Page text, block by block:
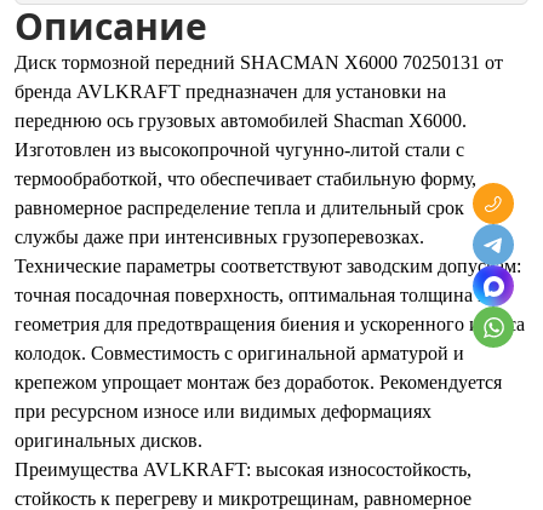
Описание
Диск тормозной передний SHACMAN X6000 70250131 от
бренда AVLKRAFT предназначен для установки на
переднюю ось грузовых автомобилей Shacman X6000.
Изготовлен из высокопрочной чугунно-литой стали с
термообработкой, что обеспечивает стабильную форму,
равномерное распределение тепла и длительный срок
службы даже при интенсивных грузоперевозках.
Технические параметры соответствуют заводским допускам:
точная посадочная поверхность, оптимальная толщина и
геометрия для предотвращения биения и ускоренного износа
колодок. Совместимость с оригинальной арматурой и
крепежом упрощает монтаж без доработок. Рекомендуется
при ресурсном износе или видимых деформациях
оригинальных дисков.
Преимущества AVLKRAFT: высокая износостойкость,
стойкость к перегреву и микротрещинам, равномерное